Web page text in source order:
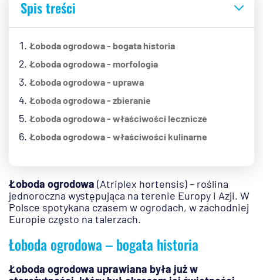
Spis treści
Łoboda ogrodowa - bogata historia
Łoboda ogrodowa - morfologia
Łoboda ogrodowa - uprawa
Łoboda ogrodowa - zbieranie
Łoboda ogrodowa - właściwości lecznicze
Łoboda ogrodowa - właściwości kulinarne
Łoboda ogrodowa (Atriplex hortensis) – roślina
jednoroczna występująca na terenie Europy i Azji. W
Polsce spotykana czasem w ogrodach, w zachodniej
Europie często na talerzach.
Łoboda ogrodowa – bogata historia
Łoboda ogrodowa uprawiana była już w